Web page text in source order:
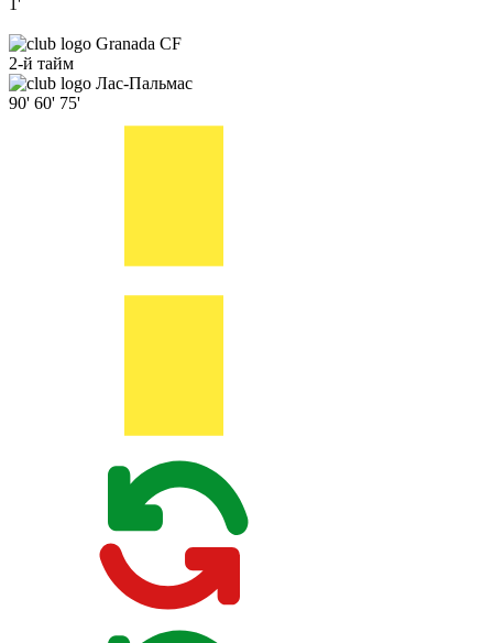
1'
Granada CF
2-й тайм
Лас-Пальмас
90' 60' 75'